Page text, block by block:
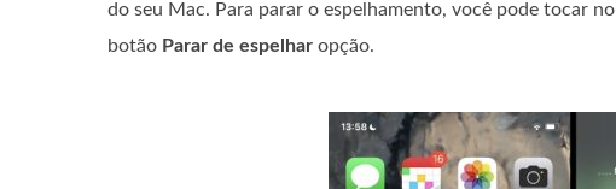
do seu Mac. Para parar o espelhamento, você pode tocar no
botão Parar de espelhar opção.